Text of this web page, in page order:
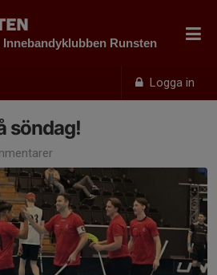
Logga in
Runsten
söndag!